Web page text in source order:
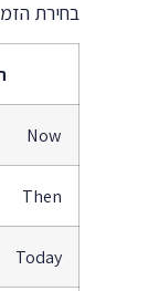
בחירת
Now
Then
Today